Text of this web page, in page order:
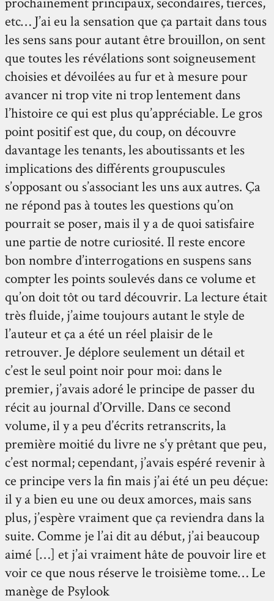
etc… J’ai eu la sensation que ça partait dans tous
les sens sans pour autant être brouillon, on sent
que toutes les révélations sont soigneusement
choisies et dévoilées au fur et à mesure pour
avancer ni trop vite ni trop lentement dans
l’histoire ce qui est plus qu’appréciable. Le gros
point positif est que, du coup, on découvre
davantage les tenants, les aboutissants et les
implications des différents groupuscules
s’opposant ou s’associant les uns aux autres. Ça
ne répond pas à toutes les questions qu’on
pourrait se poser, mais il y a de quoi satisfaire
une partie de notre curiosité. Il reste encore
bon nombre d’interrogations en suspens sans
compter les points soulevés dans ce volume et
qu’on doit tôt ou tard découvrir. La lecture était
très fluide, j’aime toujours autant le style de
l’auteur et ça a été un réel plaisir de le
retrouver. Je déplore seulement un détail et
c’est le seul point noir pour moi: dans le
premier, j’avais adoré le principe de passer du
récit au journal d’Orville. Dans ce second
volume, il y a peu d’écrits retranscrits, la
première moitié du livre ne s’y prêtant que peu,
c’est normal; cependant, j’avais espéré revenir à
ce principe vers la fin mais j’ai été un peu déçue:
il y a bien eu une ou deux amorces, mais sans
plus, j’espère vraiment que ça reviendra dans la
suite. Comme je l’ai dit au début, j’ai beaucoup
aimé […] et j’ai vraiment hâte de pouvoir lire et
voir ce que nous réserve le troisième tome… Le
manège de Psylook